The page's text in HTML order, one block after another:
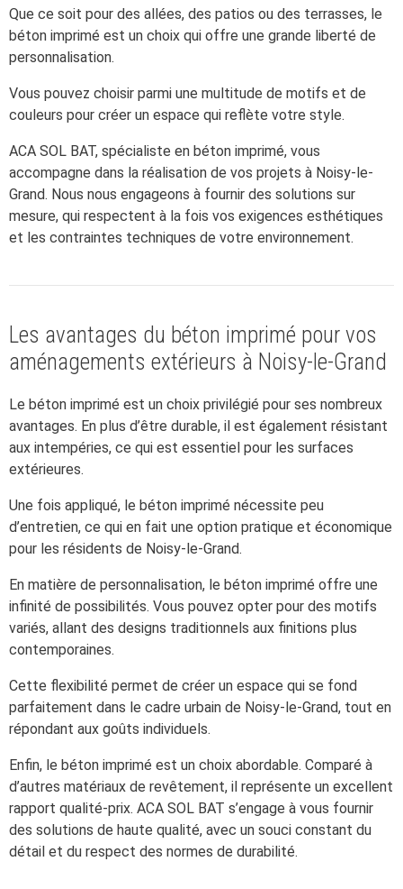
Que ce soit pour des allées, des patios ou des terrasses, le
béton imprimé est un choix qui offre une grande liberté de
personnalisation.
Vous pouvez choisir parmi une multitude de motifs et de
couleurs pour créer un espace qui reflète votre style.
ACA SOL BAT, spécialiste en béton imprimé, vous
accompagne dans la réalisation de vos projets à Noisy-le-
Grand. Nous nous engageons à fournir des solutions sur
mesure, qui respectent à la fois vos exigences esthétiques
et les contraintes techniques de votre environnement.
Les avantages du béton imprimé pour vos
aménagements extérieurs à Noisy-le-Grand
Le béton imprimé est un choix privilégié pour ses nombreux
avantages. En plus d’être durable, il est également résistant
aux intempéries, ce qui est essentiel pour les surfaces
extérieures.
Une fois appliqué, le béton imprimé nécessite peu
d’entretien, ce qui en fait une option pratique et économique
pour les résidents de Noisy-le-Grand.
En matière de personnalisation, le béton imprimé offre une
infinité de possibilités. Vous pouvez opter pour des motifs
variés, allant des designs traditionnels aux finitions plus
contemporaines.
Cette flexibilité permet de créer un espace qui se fond
parfaitement dans le cadre urbain de Noisy-le-Grand, tout en
répondant aux goûts individuels.
Enfin, le béton imprimé est un choix abordable. Comparé à
d’autres matériaux de revêtement, il représente un excellent
rapport qualité-prix. ACA SOL BAT s’engage à vous fournir
des solutions de haute qualité, avec un souci constant du
détail et du respect des normes de durabilité.